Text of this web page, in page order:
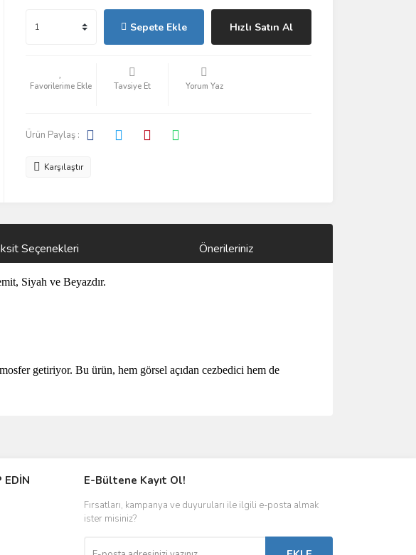
Sepete Ekle Hızlı Satın Al
Tavsiye Et Yorum Yaz
Ürün Paylaş :
Karşılaştır
Seçenekleri Önerileriniz
Siyah ve Beyazdır.
getiriyor. Bu ürün, hem görsel açıdan cezbedici hem de
EDİN E-Bültene Kayıt Ol!
Fırsatları, kampanya ve duyuruları ile ilgili e-posta almak
ister misiniz?